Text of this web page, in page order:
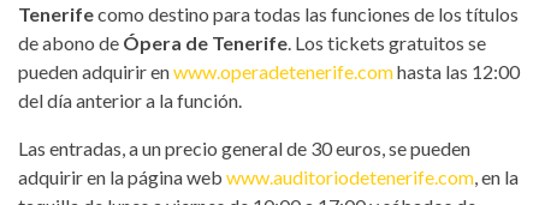
Tenerifecomo destino para todas las funciones de los títulos
de abono de Ópera de Tenerife. Los tickets gratuitos se
pueden adquirir enwww.operadetenerife.comhasta las 12:00
del día anterior a la función.
Las entradas, a un precio general de 30 euros, se pueden
adquirir en la página web www.auditoriodetenerife.com, en la